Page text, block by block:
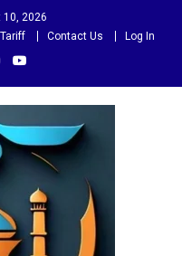
10, 2026
Contact Us Log In